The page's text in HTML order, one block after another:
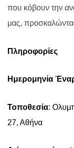
που κόβουν την
μας,
Πληροφορίες
Ημερομηνία
Τοποθεσία:
27, Αθήνα